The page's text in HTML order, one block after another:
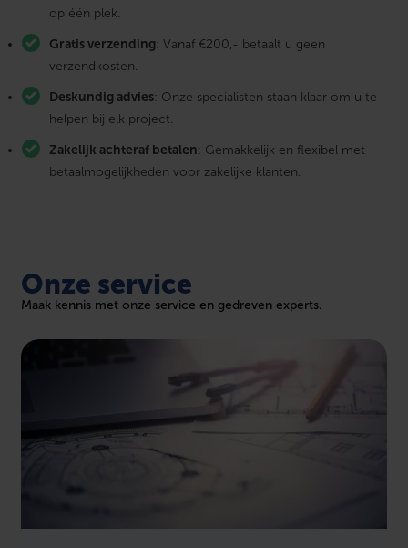
op één plek.
Gratis verzending: Vanaf €200,- betaalt u geen
verzendkosten.
Deskundig advies: Onze specialisten staan klaar om u te
helpen bij elk project.
Zakelijk achteraf betalen: Gemakkelijk en flexibel met
betaalmogelijkheden voor zakelijke klanten.
Onze service
Maak kennis met onze service en gedreven experts.